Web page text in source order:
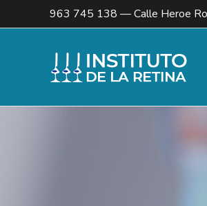
963 745 138 — Calle Heroe